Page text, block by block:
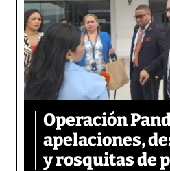
Operación
apelaciones,
y rosquitas de